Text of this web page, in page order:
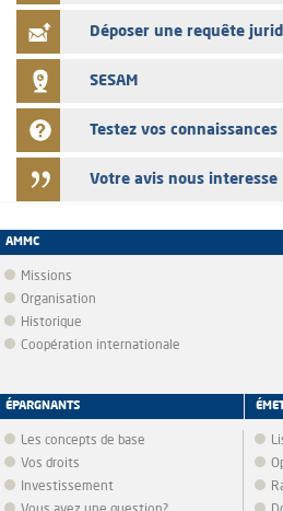
Déposer une requête
SESAM
Testez vos connaissances
Votre avis nous interesse
AMMC
Missions
Organisation
Historique
Coopération internationale
ÉPARGNANTS
Les concepts de base
Vos droits
Investissement